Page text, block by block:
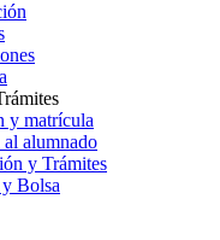
y matrícula
alumnado
y Trámites
Bolsa